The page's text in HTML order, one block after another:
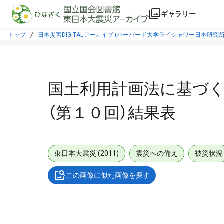
本文に飛ぶ
ギャラリー
トップ 日本災害DIGITALアーカイブ (ハーバード大学ライシャワー日本研究
国土利用計画法に基づ
（第１０回）結果表
東日本大震災 (2011) 震災への備え 被災状況
この画像に似た画像を探す